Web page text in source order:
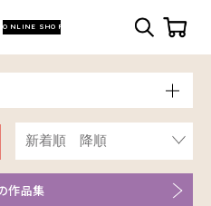
ONLINE SHOP
作品集